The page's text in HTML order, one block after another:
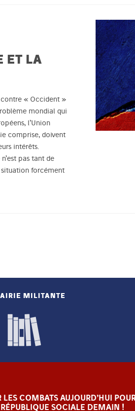
ET LA
contre « Occident »
mondial qui
l’Union
comprise, doivent
intérêts.
pas tant de
situation forcément
MILITANTE
LES COMBATS AUJOURD’HUI
SOCIALE DEMAIN !